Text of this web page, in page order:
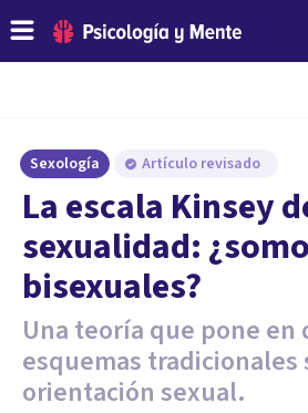
Sexología Artículo revisado
​La escala Kinsey
sexualidad:
bisexuales?
Una teoría que pone en
esquemas
orientación sexual.